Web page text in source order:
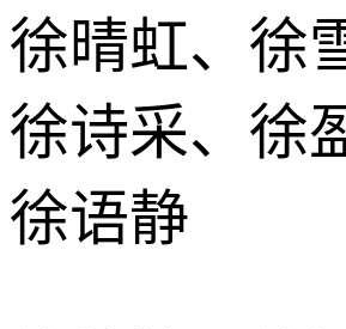
徐晴虹、徐
徐诗采、徐
徐语静